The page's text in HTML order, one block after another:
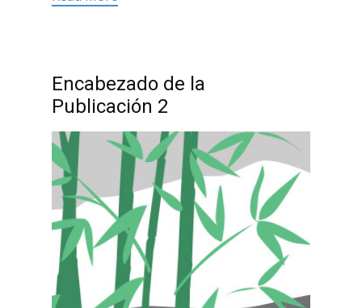
Encabezado de la
Publicación 2